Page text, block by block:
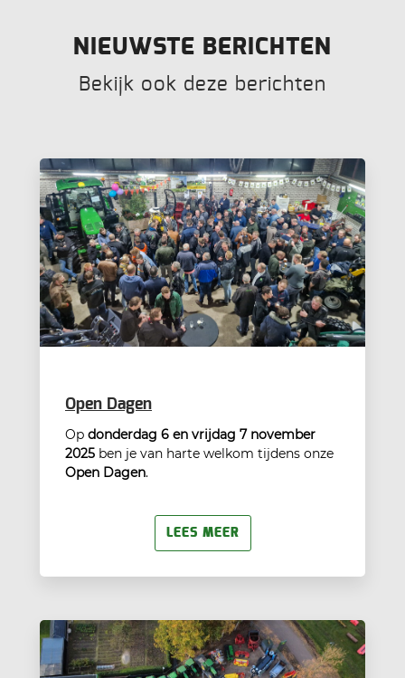
NIEUWSTE BERICHTEN
Bekijk ook deze berichten
Open Dagen
Op donderdag 6 en vrijdag 7 november
2025 ben je van harte welkom tijdens onze
Open Dagen.
LEES MEER